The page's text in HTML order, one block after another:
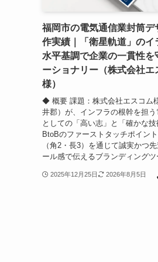
福岡市の電気通信業封筒デ
作実績｜「衛星軌道」のイ
水平基調で企業の一貫性を
ーショナリー（株式会社エ
様）
◆ 概要 課題：株式会社エスコム
井郡）が、インフラの根幹を担
としての「高い志」と「確かな技
BtoBのファーストタッチポイン
（角2・長3）を通じて誠実かつ
ール感で伝えるブランディングツ
2025年12月25日 2026年8月5日